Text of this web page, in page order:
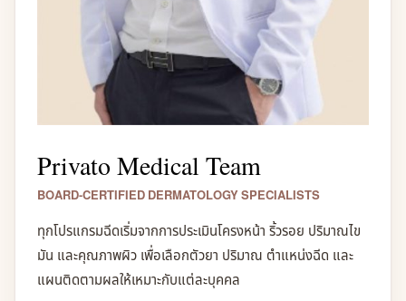
Privato Medical Team
BOARD-CERTIFIED DERMATOLOGY SPECIALISTS
ทุกโปรแกรมฉีดเริ่มจากการประเมินโครงหน้า ริ้วรอย ปริมาณไข
มัน และคุณภาพผิว เพื่อเลือกตัวยา ปริมาณ ตำแหน่งฉีด และ
แผนติดตามผลให้เหมาะกับแต่ละบุคคล